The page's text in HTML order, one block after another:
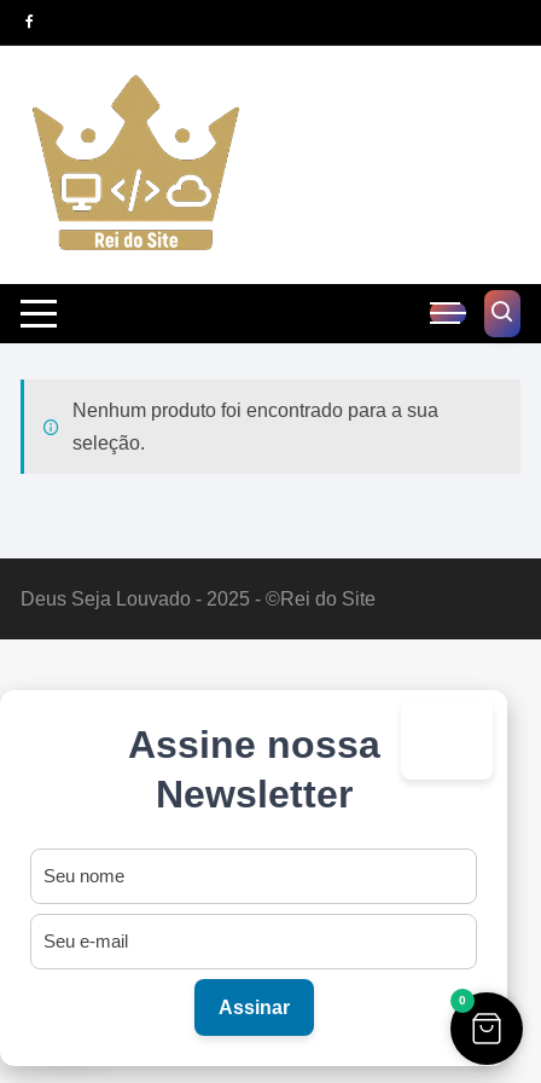
Pular
para
conteúdo
Nenhum produto foi encontrado para a sua
seleção.
Deus Seja Louvado - 2025 - ©Rei do Site
0
Assine nossa
Newsletter
Assinar